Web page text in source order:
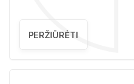
PERŽIŪRĖTI